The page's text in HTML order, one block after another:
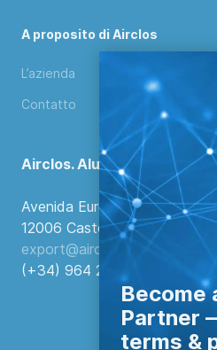
A proposito di Airclos
L’azienda
Contatto
Airclos. Aluminium Systems
Avenida Europa, 103
12006 Castellón de la Plana,
export@airclos.com
(+34) 964 260 849
Become
Partner
terms &